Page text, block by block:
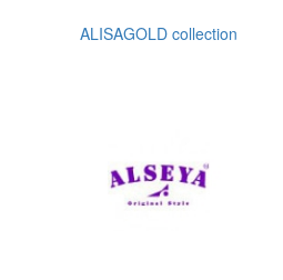
ALISAGOLD collection